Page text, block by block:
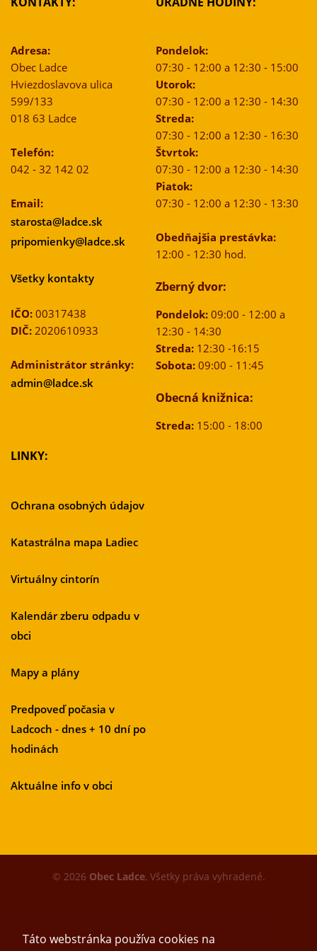
Táto webstránka používa cookies na
Adresa:
Obec Ladce
Hviezdoslavova ulica
599/133
018 63 Ladce
Telefón:
042 - 32 142 02
Email:
starosta@ladce.sk
pripomienky@ladce.sk
Všetky kontakty
IČO: 00317438
DIČ: 2020610933
Administrátor stránky:
admin@ladce.sk
Pondelok:
07:30 - 12:00 a 12:30 - 15:00
Utorok:
07:30 - 12:00 a 12:30 - 14:30
Streda:
07:30 - 12:00 a 12:30 - 16:30
Štvrtok:
07:30 - 12:00 a 12:30 - 14:30
Piatok:
07:30 - 12:00 a 12:30 - 13:30
Obedňajšia prestávka:
12:00 - 12:30 hod.
Zberný dvor:
Pondelok:09:00 - 12:00 a
12:30 - 14:30
Streda:12:30 -16:15
Sobota:09:00 - 11:45
Obecná knižnica:
Streda:15:00 - 18:00
LINKY:
Ochrana osobných údajov
Katastrálna mapa Ladiec
Virtuálny cintorín
Kalendár zberu odpadu v
obci
Mapy a plány
Predpoveď počasia v
Ladcoch - dnes + 10 dní po
hodinách
Aktuálne info v obci
© 2026 Obec Ladce, Všetky práva vyhradené.